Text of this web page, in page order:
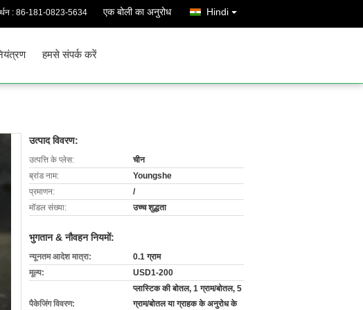
: 86-181-0823-5634 एक बोली का अनुरोध Hindi
हमसे संपर्क करें
उत्पाद विवरण:
उत्पत्ति के प्लेस:
चीन
ब्रांड नाम:
Youngshe
प्रमाणन:
/
मॉडल संख्या:
उच्च शुद्धता
भुगतान & नौवहन नियमों:
न्यूनतम आदेश मात्रा:
0.1 ग्राम
मूल्य:
USD1-200
पैकेजिंग विवरण:
प्लास्टिक की बोतल, 1 ग्राम/बोतल, 5
ग्राम/बोतल या ग्राहक के अनुरोध के